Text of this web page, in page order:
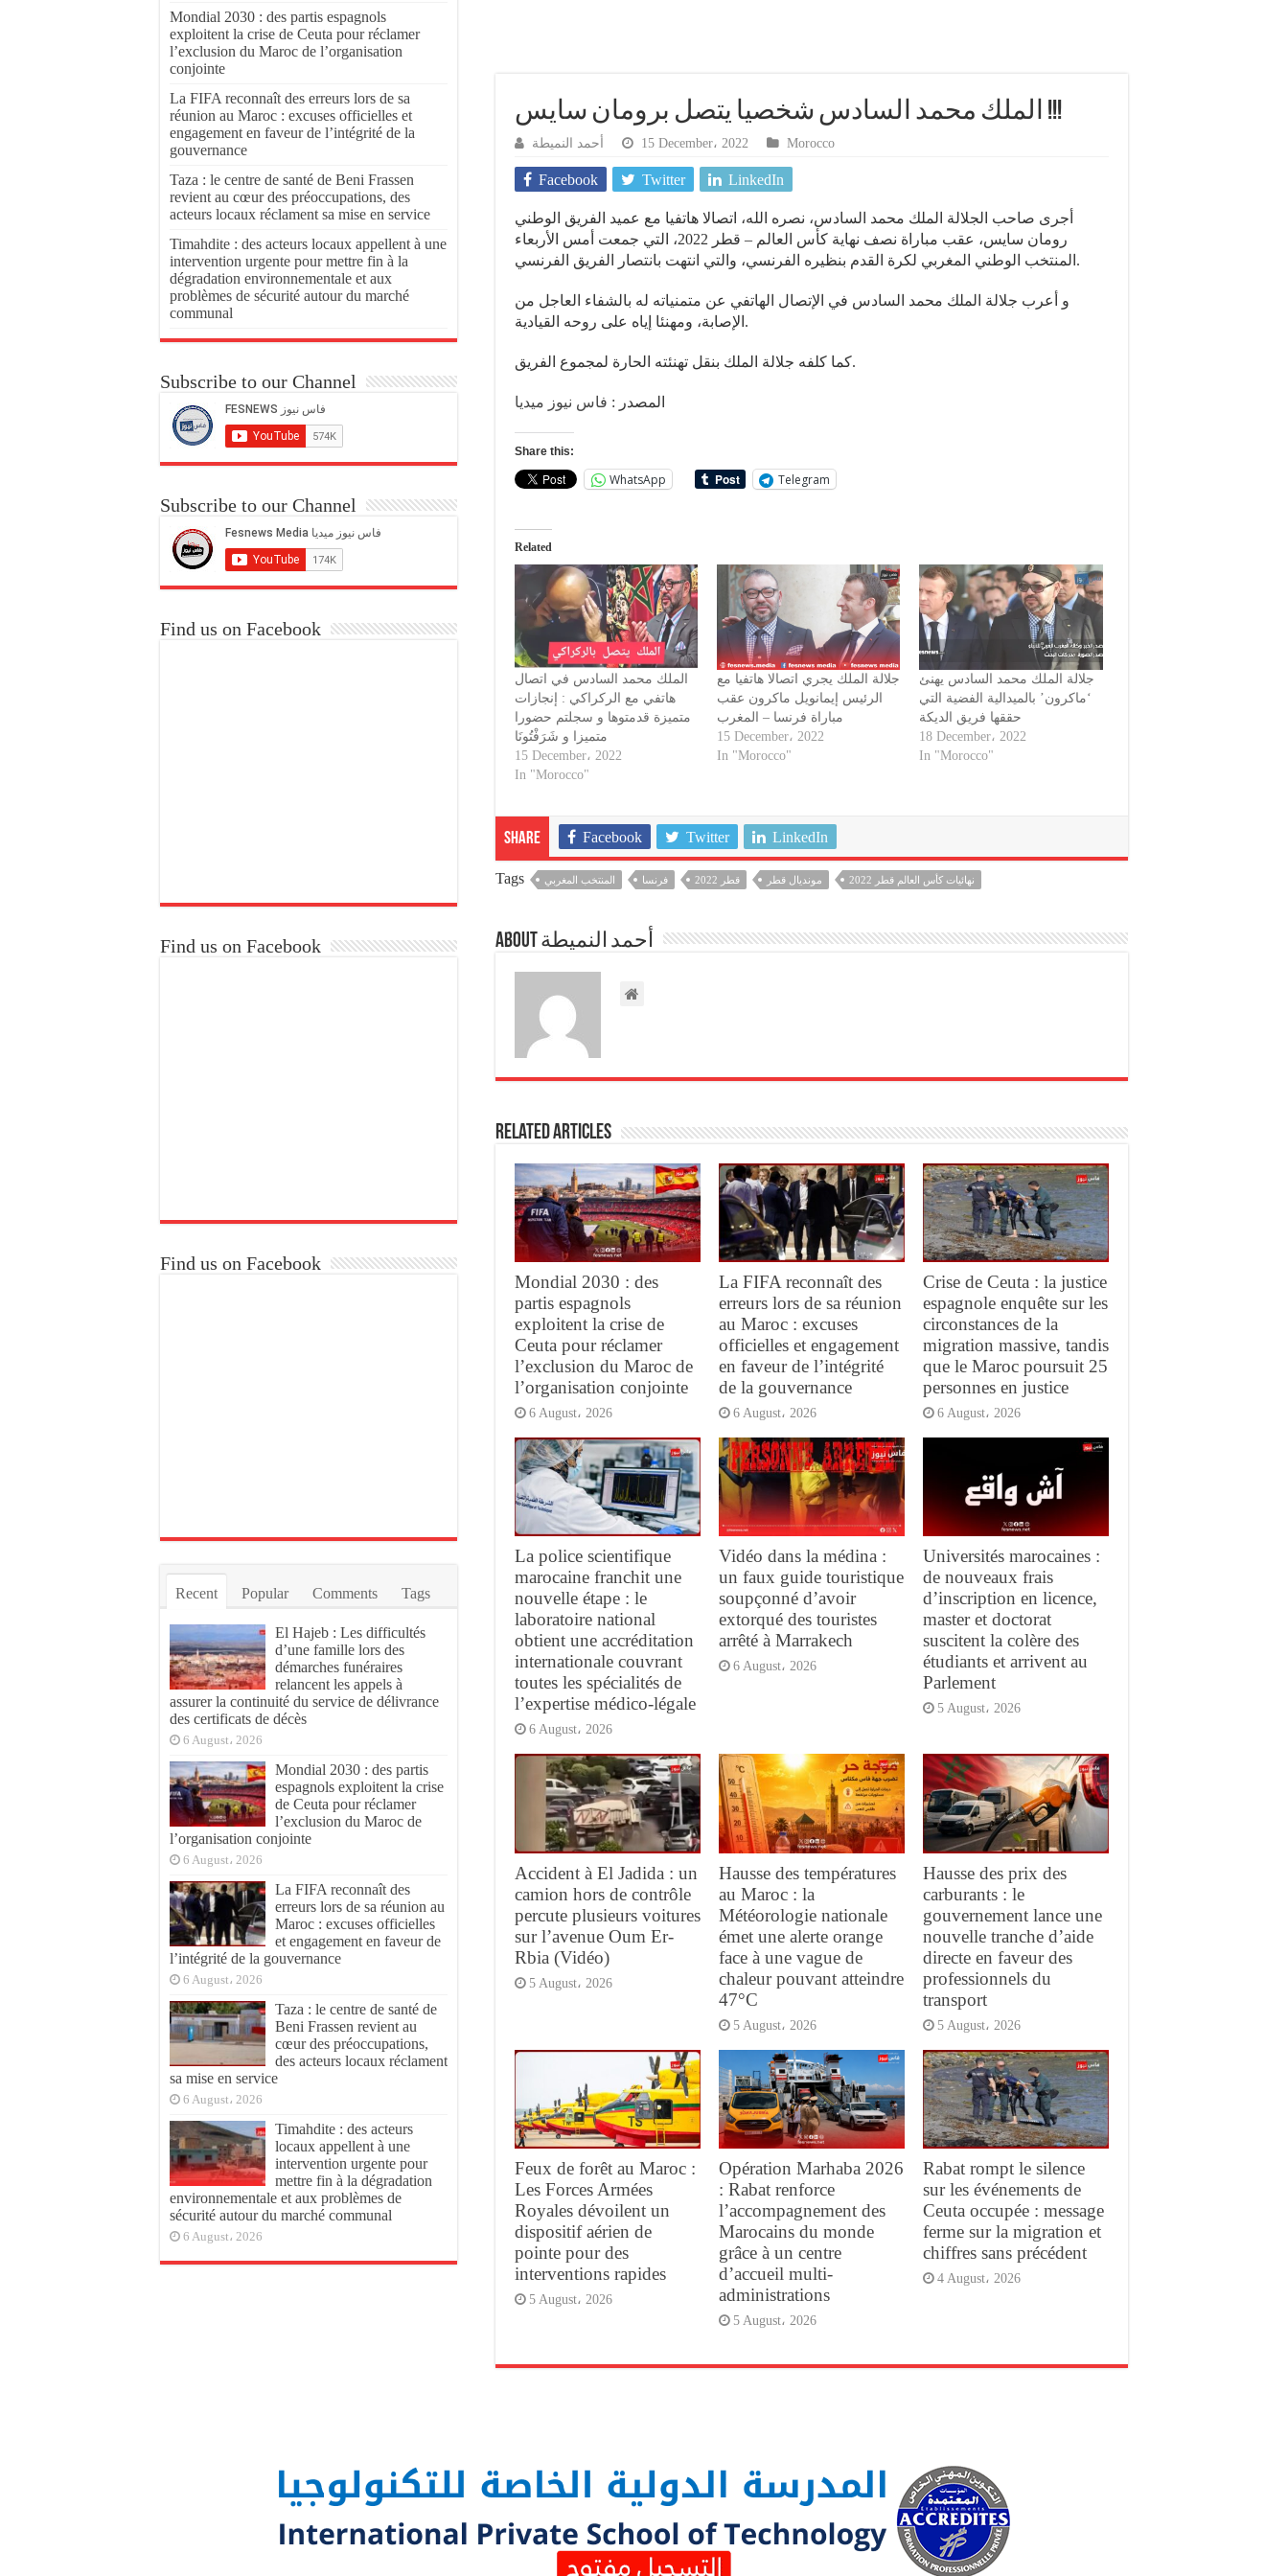
الملك محمد السادس شخصيا يتصل برومان سايس !!!
أحمد النميطة 15 December، 2022 Morocco
Facebook Twitter LinkedIn
أجرى صاحب الجلالة الملك محمد السادس، نصره الله، اتصالا هاتفيا مع عميد الفريق الوطني
رومان سايس، عقب مباراة نصف نهاية كأس العالم – قطر 2022، التي جمعت أمس الأربعاء
المنتخب الوطني المغربي لكرة القدم بنظيره الفرنسي، والتي انتهت بانتصار الفريق الفرنسي.
و أعرب جلالة الملك محمد السادس في الإتصال الهاتفي عن متمنياته له بالشفاء العاجل من
الإصابة، ومهنئا إياه على روحه القيادية.
كما كلفه جلالة الملك بنقل تهنئته الحارة لمجموع الفريق.
المصدر : فاس نيوز ميديا
Share this:
WhatsApp Telegram
Related
الملك محمد السادس في اتصال
هاتفي مع الركراكي : إنجازات
متميزة قدمتوها و سجلتم حضورا
متميزا و شَرَفْتُونَا
15 December، 2022
In "Morocco"
جلالة الملك يجري اتصالا هاتفيا مع
الرئيس إيمانويل ماكرون عقب
مباراة فرنسا – المغرب
15 December، 2022
In "Morocco"
جلالة الملك محمد السادس يهنئ
‘ماكرون’ بالميدالية الفضية التي
حققها فريق الديكة
18 December، 2022
In "Morocco"
Share Facebook Twitter LinkedIn
Tags المنتخب المغربي فرنسا قطر 2022 مونديال قطر نهائيات كأس العالم قطر 2022
About أحمد النميطة
Related Articles
Mondial 2030 : des
partis espagnols
exploitent la crise de
Ceuta pour réclamer
l’exclusion du Maroc de
l’organisation conjointe
6 August، 2026
La FIFA reconnaît des
erreurs lors de sa réunion
au Maroc : excuses
officielles et engagement
en faveur de l’intégrité
de la gouvernance
6 August، 2026
Crise de Ceuta : la justice
espagnole enquête sur les
circonstances de la
migration massive, tandis
que le Maroc poursuit 25
personnes en justice
6 August، 2026
La police scientifique
marocaine franchit une
nouvelle étape : le
laboratoire national
obtient une accréditation
internationale couvrant
toutes les spécialités de
l’expertise médico-légale
6 August، 2026
Vidéo dans la médina :
un faux guide touristique
soupçonné d’avoir
extorqué des touristes
arrêté à Marrakech
6 August، 2026
Universités marocaines :
de nouveaux frais
d’inscription en licence,
master et doctorat
suscitent la colère des
étudiants et arrivent au
Parlement
5 August، 2026
Accident à El Jadida : un
camion hors de contrôle
percute plusieurs voitures
sur l’avenue Oum Er-
Rbia (Vidéo)
5 August، 2026
Hausse des températures
au Maroc : la
Météorologie nationale
émet une alerte orange
face à une vague de
chaleur pouvant atteindre
47°C
5 August، 2026
Hausse des prix des
carburants : le
gouvernement lance une
nouvelle tranche d’aide
directe en faveur des
professionnels du
transport
5 August، 2026
Feux de forêt au Maroc :
Les Forces Armées
Royales dévoilent un
dispositif aérien de
pointe pour des
interventions rapides
5 August، 2026
Opération Marhaba 2026
: Rabat renforce
l’accompagnement des
Marocains du monde
grâce à un centre
d’accueil multi-
administrations
5 August، 2026
Rabat rompt le silence
sur les événements de
Ceuta occupée : message
ferme sur la migration et
chiffres sans précédent
4 August، 2026
Mondial 2030 : des partis espagnols
exploitent la crise de Ceuta pour réclamer
l’exclusion du Maroc de l’organisation
conjointe
La FIFA reconnaît des erreurs lors de sa
réunion au Maroc : excuses officielles et
engagement en faveur de l’intégrité de la
gouvernance
Taza : le centre de santé de Beni Frassen
revient au cœur des préoccupations, des
acteurs locaux réclament sa mise en service
Timahdite : des acteurs locaux appellent à une
intervention urgente pour mettre fin à la
dégradation environnementale et aux
problèmes de sécurité autour du marché
communal
Subscribe to our Channel
Subscribe to our Channel
Find us on Facebook
Find us on Facebook
Find us on Facebook
Recent Popular Comments Tags
El Hajeb : Les difficultés
d’une famille lors des
démarches funéraires
relancent les appels à
assurer la continuité du service de délivrance
des certificats de décès
6 August، 2026
Mondial 2030 : des partis
espagnols exploitent la crise
de Ceuta pour réclamer
l’exclusion du Maroc de
l’organisation conjointe
6 August، 2026
La FIFA reconnaît des
erreurs lors de sa réunion au
Maroc : excuses officielles
et engagement en faveur de
l’intégrité de la gouvernance
6 August، 2026
Taza : le centre de santé de
Beni Frassen revient au
cœur des préoccupations,
des acteurs locaux réclament
sa mise en service
6 August، 2026
Timahdite : des acteurs
locaux appellent à une
intervention urgente pour
mettre fin à la dégradation
environnementale et aux problèmes de
sécurité autour du marché communal
6 August، 2026